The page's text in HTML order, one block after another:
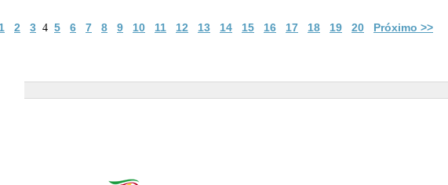
1 2 3 4 5 6 7 8 9 10 11 12 13 14 15 16 17 18 19 20 Próximo >>